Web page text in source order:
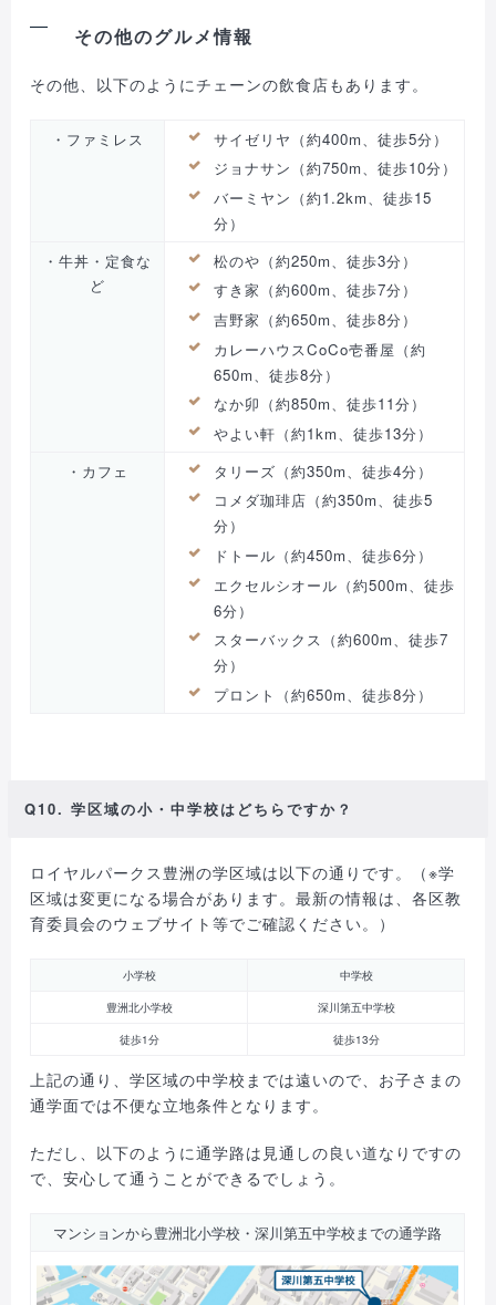
その他のグルメ情報
その他、以下のようにチェーンの飲食店もあります。
・ファミレス
サイゼリヤ（約400m、徒歩5分）
ジョナサン（約750m、徒歩10分）
バーミヤン（約1.2km、徒歩15
分）
・牛丼・定食な
ど
松のや（約250m、徒歩3分）
すき家（約600m、徒歩7分）
吉野家（約650m、徒歩8分）
カレーハウスCoCo壱番屋（約
650m、徒歩8分）
なか卯（約850m、徒歩11分）
やよい軒（約1km、徒歩13分）
・カフェ
タリーズ（約350m、徒歩4分）
コメダ珈琲店（約350m、徒歩5
分）
ドトール（約450m、徒歩6分）
エクセルシオール（約500m、徒歩
6分）
スターバックス（約600m、徒歩7
分）
プロント（約650m、徒歩8分）
Q10. 学区域の小・中学校はどちらですか？
ロイヤルパークス豊洲の学区域は以下の通りです。（※学
区域は変更になる場合があります。最新の情報は、各区教
育委員会のウェブサイト等でご確認ください。）
小学校 中学校
豊洲北小学校 深川第五中学校
徒歩1分 徒歩13分
上記の通り、学区域の中学校までは遠いので、お子さまの
通学面では不便な立地条件となります。
ただし、以下のように通学路は見通しの良い道なりですの
で、安心して通うことができるでしょう。
マンションから豊洲北小学校・深川第五中学校までの通学路